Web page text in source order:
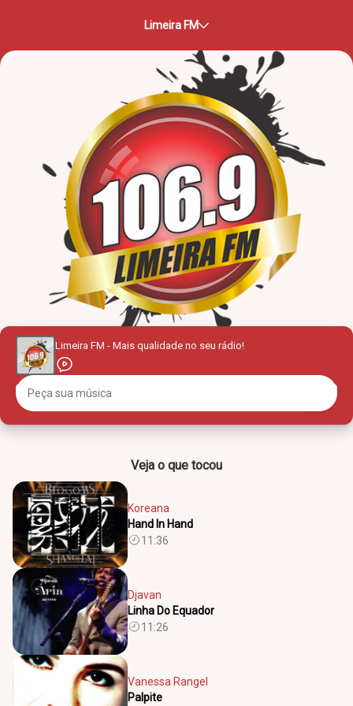
Limeira FM - Mais qualidade no seu rádio!
Limeira FM
Veja o que tocou
Koreana
Hand In Hand
11:36
Djavan
Linha Do Equador
11:26
Vanessa Rangel
Palpite